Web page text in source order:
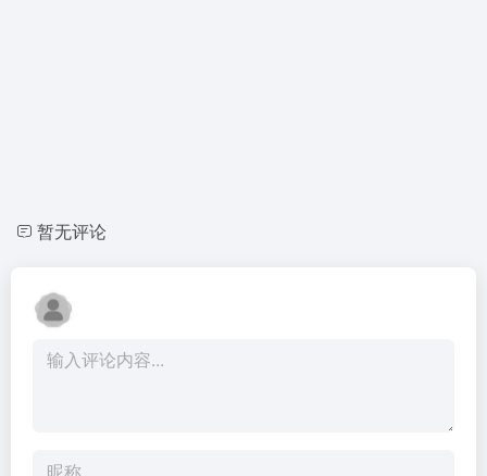
暂无评论